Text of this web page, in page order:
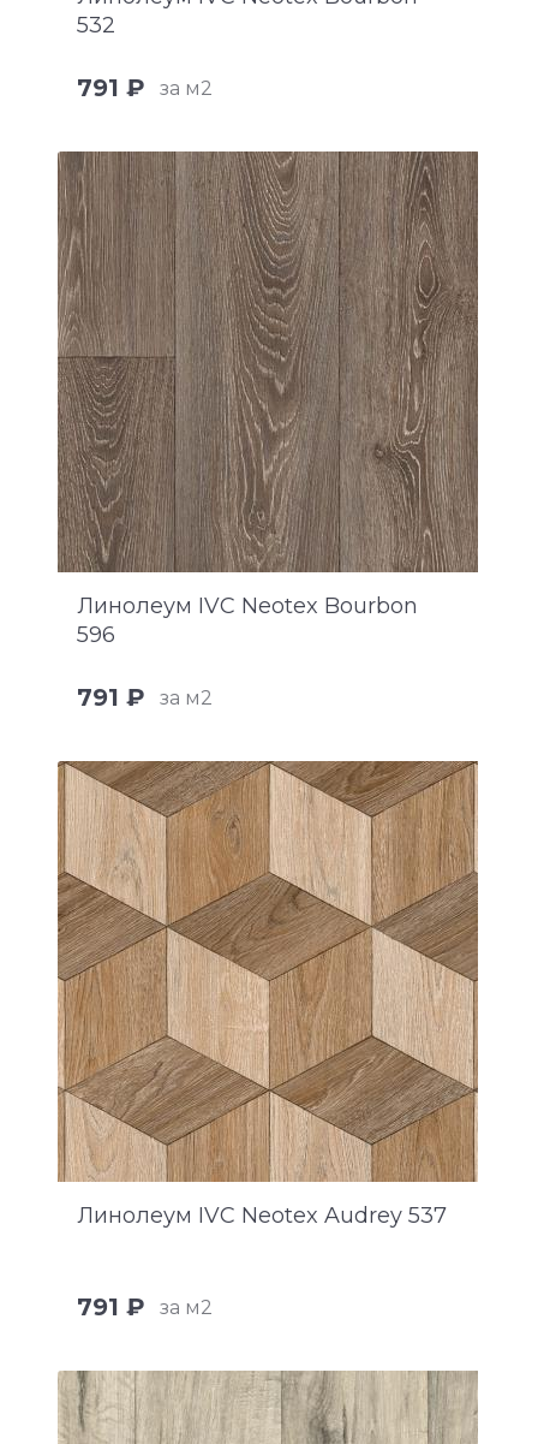
532
791 ₽ за м2
Линолеум IVC Neotex Bourbon
596
791 ₽ за м2
Линолеум IVC Neotex Audrey 537
791 ₽ за м2